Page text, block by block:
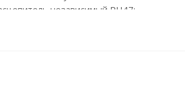
независимый РН47;